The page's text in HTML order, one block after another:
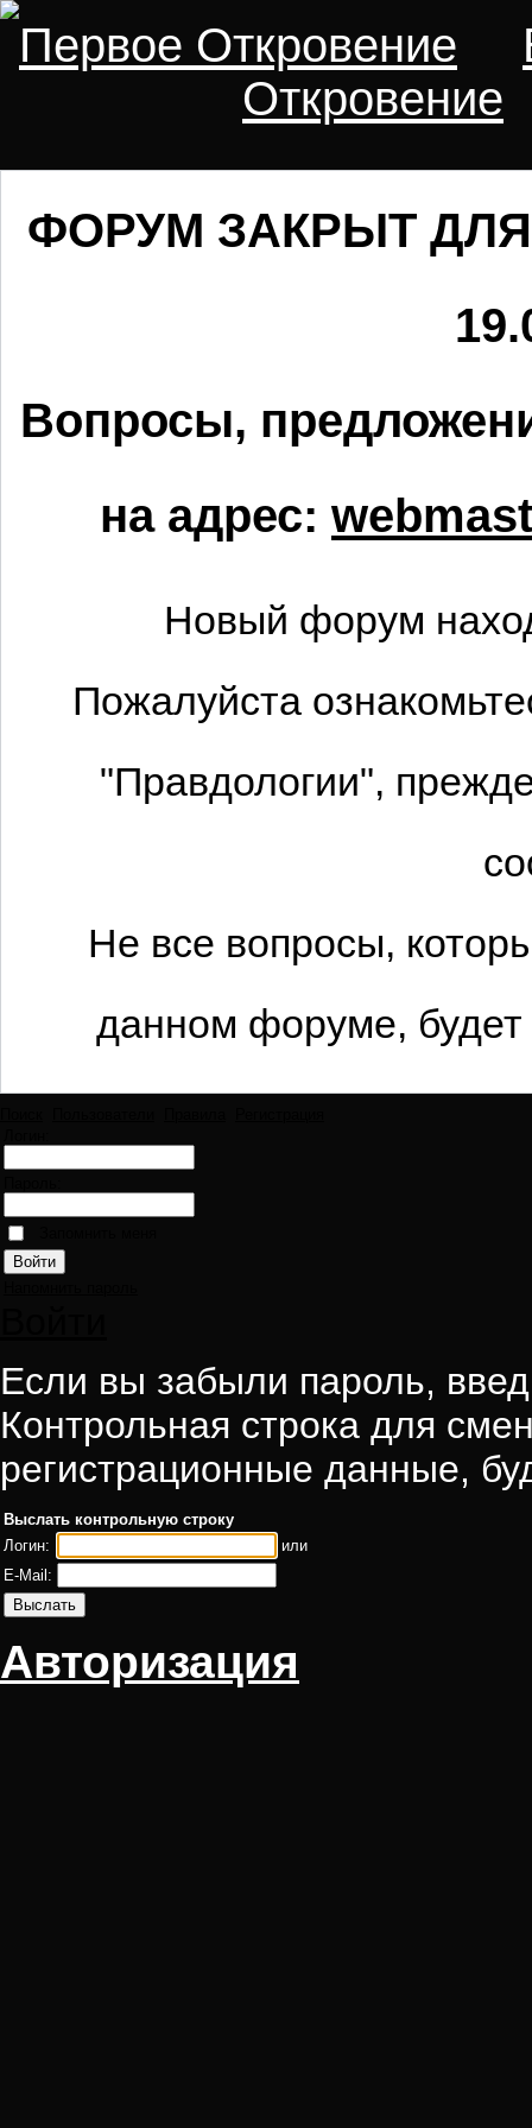
Первое Откровение
Откровение
ФОРУМ ЗАКРЫТ
Вопросы,
на адрес:
Новый форум
Пожалуйста
"Правдологии",
Не все вопросы,
данном форуме,
Если вы забыли пароль,
Контрольная строка для
регистрационные данные,
Выслать контрольную строку
Логин:
или
E-Mail:
Авторизация